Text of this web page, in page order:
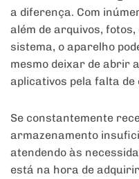
a diferença. Com
além de arquivos,
sistema, o aparelho
mesmo deixar de abrir
aplicativos pela falta de
Se constantemente
armazenamento
atendendo às
está na hora de